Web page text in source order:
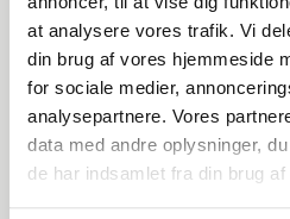
at analysere vores trafik. Vi
din brug af vores hjemmeside
for sociale medier,
analysepartnere. Vores
data med andre oplysninger,
de har indsamlet fra din brug
Har du spørgsmål?
Vi står klar til at hjælpe med
service eller andet. Kontakt os
og sparring.